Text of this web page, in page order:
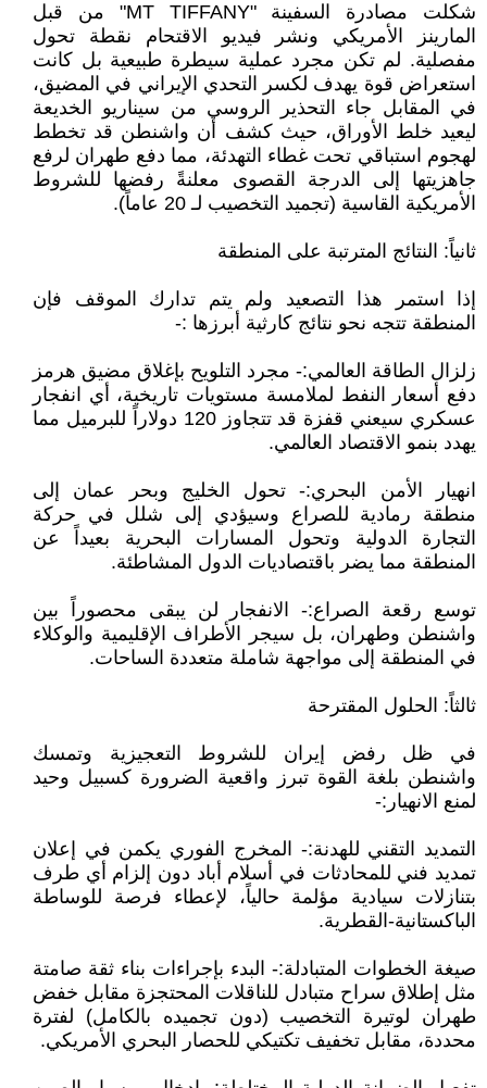
​شكلت مصادرة السفينة "MT TIFFANY" من قبل
المارينز الأمريكي ونشر فيديو الاقتحام نقطة تحول
مفصلية. لم تكن مجرد عملية سيطرة طبيعية بل كانت
استعراض قوة يهدف لكسر التحدي الإيراني في المضيق،
في المقابل جاء التحذير الروسي من سيناريو الخديعة
ليعيد خلط الأوراق، حيث كشف أن واشنطن قد تخطط
لهجوم استباقي تحت غطاء التهدئة، مما دفع طهران لرفع
جاهزيتها إلى الدرجة القصوى معلنةً رفضها للشروط
الأمريكية القاسية (تجميد التخصيب لـ 20 عاماً).
​ثانياً: النتائج المترتبة على المنطقة
​إذا استمر هذا التصعيد ولم يتم تدارك الموقف فإن
المنطقة تتجه نحو نتائج كارثية أبرزها :-
​زلزال الطاقة العالمي:- مجرد التلويح بإغلاق مضيق هرمز
دفع أسعار النفط لملامسة مستويات تاريخية، أي انفجار
عسكري سيعني قفزة قد تتجاوز 120 دولاراً للبرميل مما
يهدد بنمو الاقتصاد العالمي.
​انهيار الأمن البحري:- تحول الخليج وبحر عمان إلى
منطقة رمادية للصراع وسيؤدي إلى شلل في حركة
التجارة الدولية وتحول المسارات البحرية بعيداً عن
المنطقة مما يضر باقتصاديات الدول المشاطئة.
​توسع رقعة الصراع:- الانفجار لن يبقى محصوراً بين
واشنطن وطهران، بل سيجر الأطراف الإقليمية والوكلاء
في المنطقة إلى مواجهة شاملة متعددة الساحات.
​ثالثاً: الحلول المقترحة
​في ظل رفض إيران للشروط التعجيزية وتمسك
واشنطن بلغة القوة تبرز واقعية الضرورة كسبيل وحيد
لمنع الانهيار:-
​التمديد التقني للهدنة:- المخرج الفوري يكمن في إعلان
تمديد فني للمحادثات في أسلام أباد دون إلزام أي طرف
بتنازلات سيادية مؤلمة حالياً، لإعطاء فرصة للوساطة
الباكستانية-القطرية.
​صيغة الخطوات المتبادلة:- البدء بإجراءات بناء ثقة صامتة
مثل إطلاق سراح متبادل للناقلات المحتجزة مقابل خفض
طهران لوتيرة التخصيب (دون تجميده بالكامل) لفترة
محددة، مقابل تخفيف تكتيكي للحصار البحري الأمريكي.